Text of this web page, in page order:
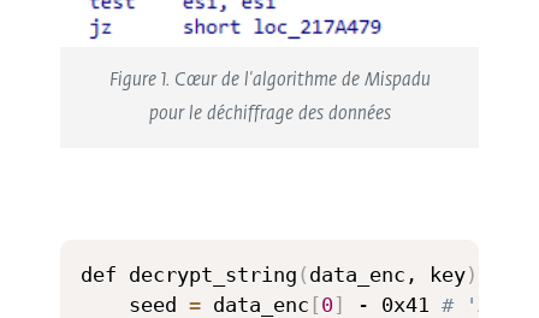
Figure 1. Cœur de l'algorithme de Mispadu
pour le déchiffrage des données
def decrypt_string ( data_enc, key)
	seed
= data_enc [0] - 0x41 # 'A'